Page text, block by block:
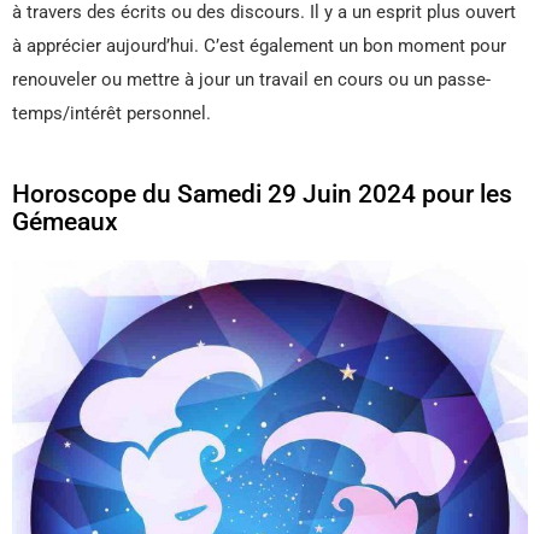
à travers des écrits ou des discours. Il y a un esprit plus ouvert
à apprécier aujourd’hui. C’est également un bon moment pour
renouveler ou mettre à jour un travail en cours ou un passe-
temps/intérêt personnel.
Horoscope du Samedi 29 Juin 2024 pour les
Gémeaux